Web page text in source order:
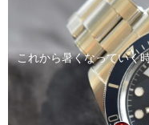
これから暑くなっていく